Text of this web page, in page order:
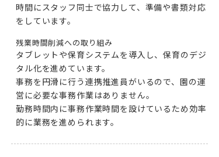
時間にスタッフ同士で協力して、準備や書類対応
をしています。
残業時間削減への取り組み
タブレットや保育システムを導入し、保育のデジ
タル化を進めています。
事務を円滑に行う連携推進員がいるので、園の運
営に必要な事務作業はありません。
勤務時間内に事務作業時間を設けているため効率
的に業務を進められます。